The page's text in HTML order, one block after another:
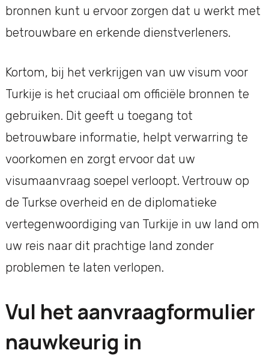
bronnen kunt u ervoor zorgen dat u werkt met
betrouwbare en erkende dienstverleners.
Kortom, bij het verkrijgen van uw visum voor
Turkije is het cruciaal om officiële bronnen te
gebruiken. Dit geeft u toegang tot
betrouwbare informatie, helpt verwarring te
voorkomen en zorgt ervoor dat uw
visumaanvraag soepel verloopt. Vertrouw op
de Turkse overheid en de diplomatieke
vertegenwoordiging van Turkije in uw land om
uw reis naar dit prachtige land zonder
problemen te laten verlopen.
Vul het aanvraagformulier
nauwkeurig in